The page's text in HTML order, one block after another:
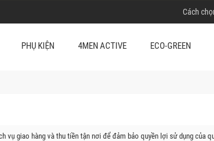
Cách
PHỤ KIỆN 4MEN ACTIVE ECO-GREEN
vụ giao hàng và thu tiền tận nơi để đảm bảo quyền lợi sử dụng của